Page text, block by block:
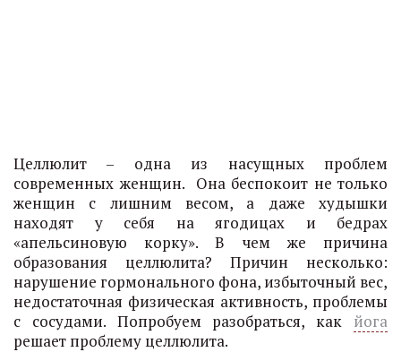
Целлюлит – одна из насущных проблем
современных женщин. Она беспокоит не только
женщин с лишним весом, а даже худышки
находят у себя на ягодицах и бедрах
«апельсиновую корку». В чем же причина
образования целлюлита? Причин несколько:
нарушение гормонального фона, избыточный вес,
недостаточная физическая активность, проблемы
с сосудами. Попробуем разобраться, как йога
решает проблему целлюлита.